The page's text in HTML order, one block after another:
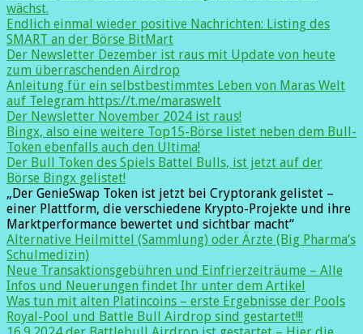
wächst.
Endlich einmal wieder positive Nachrichten: Listing des
SMART an der Börse BitMart
Der Newsletter Dezember ist raus mit Update von heute
zum überraschenden Airdrop
Anleitung für ein selbstbestimmtes Leben von Maras Welt
auf Telegram https://t.me/maraswelt
Der Newsletter November 2024 ist raus!
Bingx, also eine weitere Top15-Börse listet neben dem Bull-
Token ebenfalls auch den Ultima!
Der Bull Token des Spiels Battel Bulls, ist jetzt auf der
Börse Bingx gelistet!
„Der GenieSwap Token ist jetzt bei Cryptorank gelistet –
einer Plattform, die verschiedene Krypto-Projekte und ihre
Marktperformance bewertet und sichtbar macht“
Alternative Heilmittel (Sammlung) oder Ärzte (Big Pharma‘s
Schulmedizin)
Neue Transaktionsgebühren und Einfrierzeiträume – Alle
Infos und Neuerungen findet Ihr unter dem Artikel
Was tun mit alten Platincoins – erste Ergebnisse der Pools
Royal-Pool und Battle Bull Airdrop sind gestartet!!!